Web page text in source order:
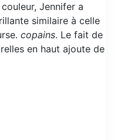
Jennifer a
similaire à celle
copains. Le fait de
en haut ajoute de